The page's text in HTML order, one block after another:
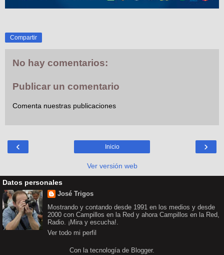
Compartir
No hay comentarios:
Publicar un comentario
Comenta nuestras publicaciones
‹ ›
Inicio
Ver versión web
Datos personales
José Trigos
Mostrando y contando desde 1991 en los medios y desde
2000 con Campillos en la Red y ahora Campillos en la Red,
Radio. ¡Mira y escucha!.
Ver todo mi perfil
Con la tecnología de Blogger.